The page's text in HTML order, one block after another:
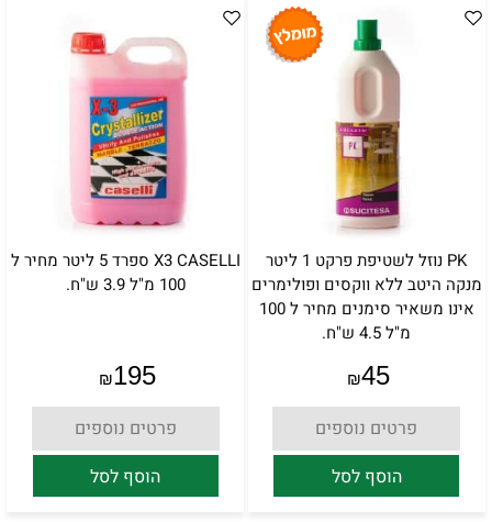
PK נוזל לשטיפת פרקט 1 ליטר
מנקה היטב ללא ווקסים ופולימרים
אינו משאיר סימנים מחיר ל 100
מ"ל 4.5 ש"ח.
₪45
פרטים נוספים
הוסף לסל
X3 CASELLI ספרד 5 ליטר מחיר ל
100 מ"ל 3.9 ש"ח.
₪195
פרטים נוספים
הוסף לסל